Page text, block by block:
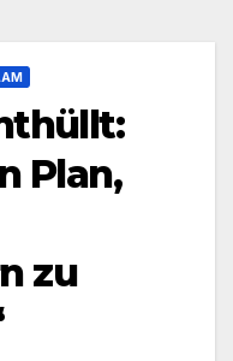
Plan,
zu